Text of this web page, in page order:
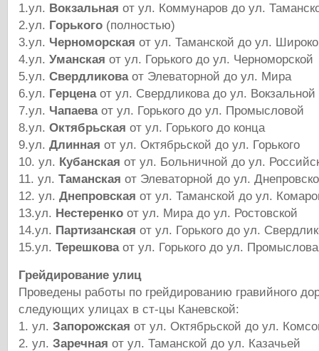
1.ул. Вокзальная от ул. Коммунаров до ул.
2.ул. Горького (полностью)
3.ул. Черноморская от ул. Таманской до ул.
4.ул. Уманская от ул. Горького до ул. Черноморской
5.ул. Свердликоваот Элеваторной до ул. Мира
6.ул. Герценаот ул. Свердликова до ул. Вокзальной
7.ул. Чапаеваот ул. Горького до ул. Промысловой
8.ул. Октябрьская от ул. Горького до конца
9.ул. Длинная от ул. Октябрьской до ул. Горького
10. ул. Кубанская от ул. Больничной до ул.
11. ул. Таманская от Элеваторной до ул.
12. ул. Днепровская от ул. Таманской до ул.
13.ул. Нестеренко от ул. Мира до ул. Ростовской
14.ул. Партизанская от ул. Горького до ул.
15.ул. Терешковаот ул. Горького до ул.
Грейдирование улиц
Проведены работы по грейдированию гравийного
следующих улицах в ст-цы Каневской:
1. ул. Запорожская от ул. Октябрьской до ул.
2. ул. Заречная от ул. Таманской до ул. Казачьей